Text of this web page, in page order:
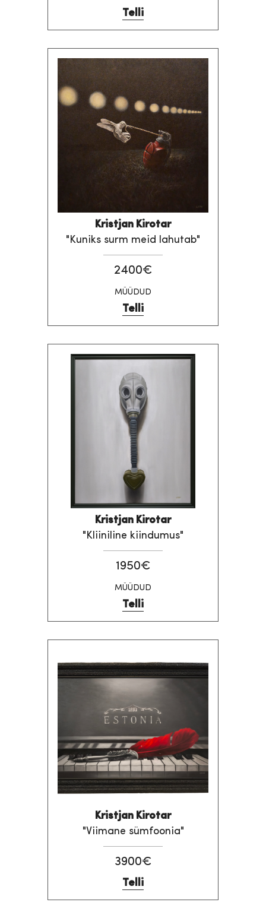
Telli
Kristjan Kirotar
"Kuniks surm meid lahutab"
2400€
MÜÜDUD
Telli
Kristjan Kirotar
"Kliiniline kiindumus"
1950€
MÜÜDUD
Telli
Kristjan Kirotar
"Viimane sümfoonia"
3900€
Telli